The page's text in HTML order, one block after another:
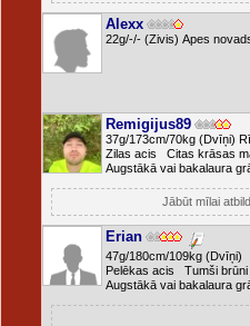
Alexx
22g/-/- (Zivis) Apes
Remigijus89
37g/173cm/70kg (Dvīņi)
Zilas acis Citas krāsas
Augstākā vai bakalaura
Jābūt mīlai
Erian
47g/180cm/109kg (Dvīņi)
Pelēkas acis Tumši brūni
Augstākā vai bakalaura